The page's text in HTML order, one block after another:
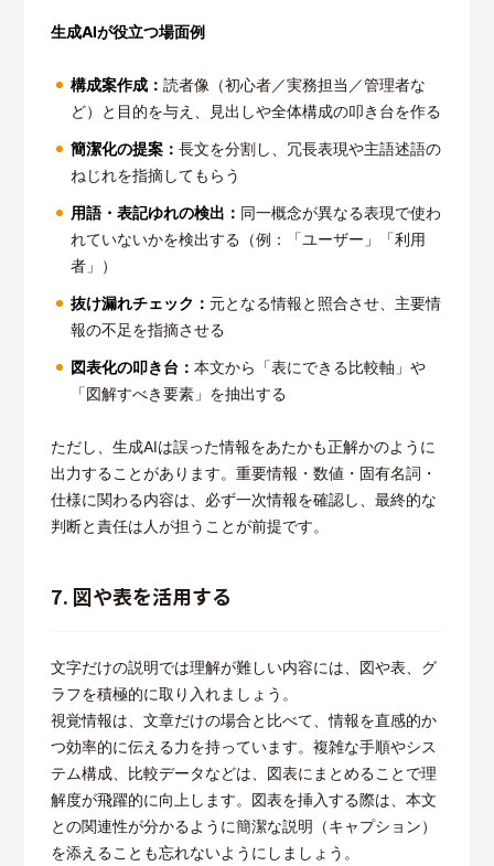
生成AIが役立つ場面例
構成案作成：読者像（初心者／実務担当／管理者な
ど）と目的を与え、見出しや全体構成の叩き台を作る
簡潔化の提案：長文を分割し、冗長表現や主語述語の
ねじれを指摘してもらう
用語・表記ゆれの検出： 同一概念が異なる表現で使わ
れていないかを検出する（例：「ユーザー」「利用
者」）
抜け漏れチェック： 元となる情報と照合させ、主要情
報の不足を指摘させる
図表化の叩き台：本文から「表にできる比較軸」や
「図解すべき要素」を抽出する
ただし、生成AIは誤った情報をあたかも正解かのように
出力することがあります。重要情報・数値・固有名詞・
仕様に関わる内容は、必ず一次情報を確認し、最終的な
判断と責任は人が担うことが前提です。
7. 図や表を活用する
文字だけの説明では理解が難しい内容には、図や表、グ
ラフを積極的に取り入れましょう。
視覚情報は、文章だけの場合と比べて、情報を直感的か
つ効率的に伝える力を持っています。複雑な手順やシス
テム構成、比較データなどは、図表にまとめることで理
解度が飛躍的に向上します。図表を挿入する際は、本文
との関連性が分かるように簡潔な説明（キャプション）
を添えることも忘れないようにしましょう。